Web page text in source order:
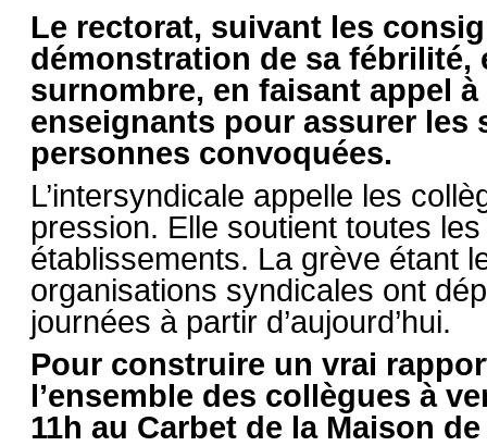
Le rectorat, suivant les
démonstration de sa
surnombre, en faisant appel
enseignants pour assurer les
personnes convoquées.
L’intersyndicale appelle les
pression. Elle soutient toutes
établissements. La grève étant
organisations syndicales ont
journées à partir d’aujourd’hui.
Pour construire un vrai
l’ensemble des collègues à
11h au Carbet de la Maison